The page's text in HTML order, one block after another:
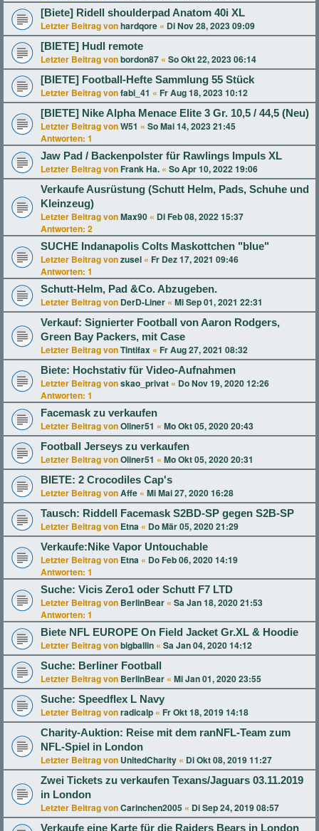
[Biete] Ridell shoulderpad Anatom 40i XL
Letzter Beitrag vonhardqore « Di Nov 28, 2023 09:09
[BIETE] Hudl remote
Letzter Beitrag vonbordon87 « So Okt 22, 2023 06:14
[BIETE] Football-Hefte Sammlung 55 Stück
Letzter Beitrag vonfabi_41 « Fr Aug 18, 2023 10:12
[BIETE] Nike Alpha Menace Elite 3 Gr. 10,5 / 44,5 (Neu)
Letzter Beitrag vonW51 « So Mai 14, 2023 21:45
Antworten: 1
Jaw Pad / Backenpolster für Rawlings Impuls XL
Letzter Beitrag von Frank Ha. « So Apr 10, 2022 19:06
Verkaufe Ausrüstung (Schutt Helm, Pads, Schuhe und
Kleinzeug)
Letzter Beitrag vonMax90 « Di Feb 08, 2022 15:37
Antworten: 2
SUCHE Indanapolis Colts Maskottchen "blue"
Letzter Beitrag vonzusel « Fr Dez 17, 2021 09:46
Antworten: 1
Schutt-Helm, Pad &Co. Abzugeben.
Letzter Beitrag von DerD-Liner « Mi Sep 01, 2021 22:31
Verkauf: Signierter Football von Aaron Rodgers,
Green Bay Packers, mit Case
Letzter Beitrag vonTintifax « Fr Aug 27, 2021 08:32
Biete: Hochstativ für Video-Aufnahmen
Letzter Beitrag vonskao_privat « Do Nov 19, 2020 12:26
Antworten: 1
Facemask zu verkaufen
Letzter Beitrag vonOliner51 « Mo Okt 05, 2020 20:43
Football Jerseys zu verkaufen
Letzter Beitrag vonOliner51 « Mo Okt 05, 2020 20:31
BIETE: 2 Crocodiles Cap's
Letzter Beitrag vonAffe « Mi Mai 27, 2020 16:28
Tausch: Riddell Facemask S2BD-SP gegen S2B-SP
Letzter Beitrag von Etna « Do Mär 05, 2020 21:29
Verkaufe:Nike Vapor Untouchable
Letzter Beitrag von Etna « Do Feb 06, 2020 14:19
Antworten: 1
Suche: Vicis Zero1 oder Schutt F7 LTD
Letzter Beitrag von BerlinBear « Sa Jan 18, 2020 21:53
Antworten: 1
Biete NFL EUROPE On Field Jacket Gr.XL & Hoodie
Letzter Beitrag vonbigballin « Sa Jan 04, 2020 14:12
Suche: Berliner Football
Letzter Beitrag von BerlinBear « Mi Jan 01, 2020 23:55
Suche: Speedflex L Navy
Letzter Beitrag vonradicalp « Fr Okt 18, 2019 14:18
Charity-Auktion: Reise mit dem ranNFL-Team zum
NFL-Spiel in London
Letzter Beitrag von UnitedCharity « Di Okt 08, 2019 11:27
Zwei Tickets zu verkaufen Texans/Jaguars 03.11.2019
in London
Letzter Beitrag vonCarinchen2005 « Di Sep 24, 2019 08:57
Verkaufe eine Karte für die Raiders Bears in London